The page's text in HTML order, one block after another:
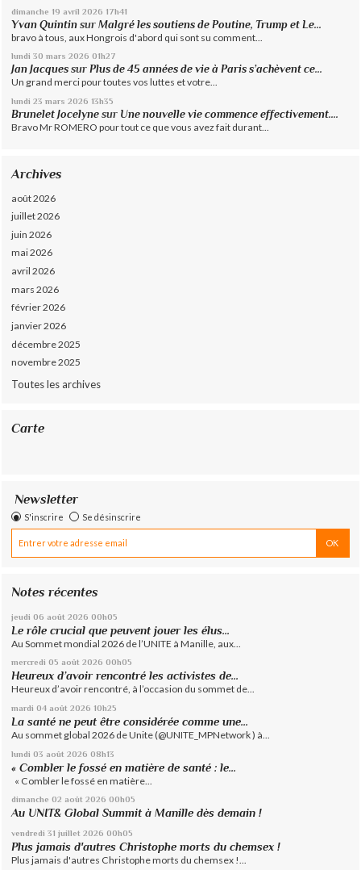
dimanche 19 avril 2026 17h41
Yvan Quintin surMalgré les soutiens de Poutine, Trump et Le...
bravo à tous, aux Hongrois d'abord qui sont su comment...
lundi 30 mars 2026 01h27
Jan Jacques surPlus de 45 années de vie à Paris s’achèvent ce...
Un grand merci pour toutes vos luttes et votre...
lundi 23 mars 2026 13h35
Brunelet Jocelyne sur Une nouvelle vie commence effectivement....
Bravo Mr ROMERO pour tout ce que vous avez fait durant...
Archives
août 2026
juillet 2026
juin 2026
mai 2026
avril 2026
mars 2026
février 2026
janvier 2026
décembre 2025
novembre 2025
Toutes les archives
Carte
Newsletter
S'inscrire Se désinscrire
Notes récentes
jeudi 06 août 2026 00h05
Le rôle crucial que peuvent jouer les élus...
Au Sommet mondial 2026 de l’UNITE à Manille, aux...
mercredi 05 août 2026 00h05
Heureux d’avoir rencontré les activistes de...
Heureux d’avoir rencontré, à l’occasion du sommet de...
mardi 04 août 2026 10h25
La santé ne peut être considérée comme une...
Au sommet global 2026 de Unite (@UNITE_MPNetwork ) à...
lundi 03 août 2026 08h13
« Combler le fossé en matière de santé : le...
« Combler le fossé en matière...
dimanche 02 août 2026 00h05
Au UNIT& Global Summit à Manille dès demain !
vendredi 31 juillet 2026 00h05
Plus jamais d'autres Christophe morts du chemsex !
Plus jamais d'autres Christophe morts du chemsex !...